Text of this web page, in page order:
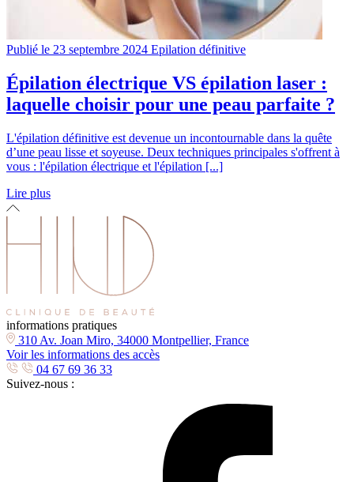
Publié le 23 septembre 2024 Epilation définitive
Épilation électrique VS épilation laser :
laquelle choisir pour une peau parfaite ?
L'épilation définitive est devenue un incontournable dans la quête
d’une peau lisse et soyeuse. Deux techniques principales s'offrent à
vous : l'épilation électrique et l'épilation [...]
Lire plus
informations pratiques
310 Av. Joan Miro, 34000 Montpellier, France
Voir les informations des accès
04 67 69 36 33
Suivez-nous :